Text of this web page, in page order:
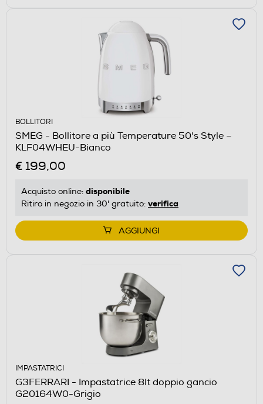
BOLLITORI
SMEG - Bollitore a più Temperature 50's Style –
KLF04WHEU-Bianco
€ 199,00
Acquisto online: disponibile
Ritiro in negozio in 30' gratuito: verifica
AGGIUNGI
IMPASTATRICI
G3FERRARI - Impastatrice 8lt doppio gancio
G20164W0-Grigio